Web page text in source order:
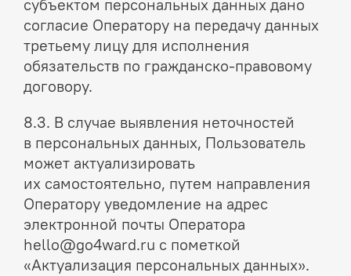
субъектом персональных данных дано
согласие Оператору на передачу данных
третьему лицу для исполнения
обязательств по гражданско-правовому
договору.
8.3. В случае выявления неточностей
в персональных данных, Пользователь
может актуализировать
их самостоятельно, путем направления
Оператору уведомление на адрес
электронной почты Оператора
hello@go4ward.ru с пометкой
«Актуализация персональных данных».